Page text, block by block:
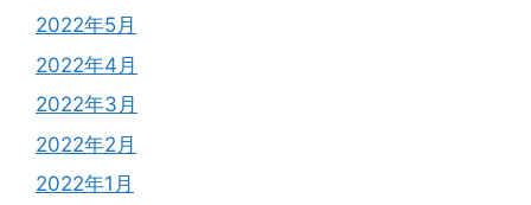
2022年5月
2022年4月
2022年3月
2022年2月
2022年1月